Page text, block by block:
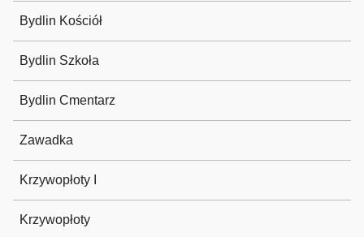
Bydlin Kościół
Bydlin Szkoła
Bydlin Cmentarz
Zawadka
Krzywopłoty I
Krzywopłoty